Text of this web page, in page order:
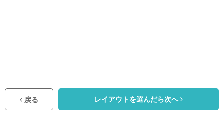
戻る レイアウトを選んだら次へ